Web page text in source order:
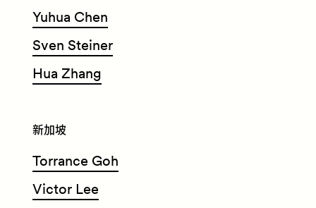
Yuhua Chen
Sven Steiner
Hua Zhang
新加坡
Torrance Goh
Victor Lee